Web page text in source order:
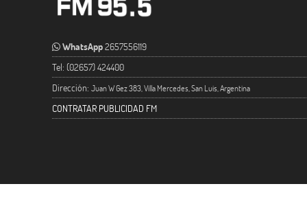
WhatsApp2657556119
Tel: (02657) 424400
Dirección: Juan W Gez 383, Villa Mercedes, San Luis, Argentina
CONTRATAR PUBLICIDAD FM